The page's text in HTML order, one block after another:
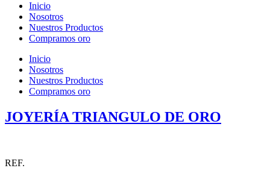
Inicio
Nosotros
Nuestros Productos
Compramos oro
Inicio
Nosotros
Nuestros Productos
Compramos oro
JOYERÍA TRIANGULO DE ORO
REF.